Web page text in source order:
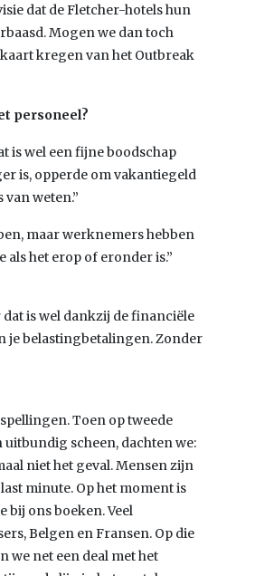
dat de Fletcher-hotels hun
Mogen we dan toch
kregen van het Outbreak
personeel?
is wel een fijne boodschap
is, opperde om vakantiegeld
weten.”
maar werknemers hebben
het erop of eronder is.”
is wel dankzij de financiële
je belastingbetalingen. Zonder
Toen op tweede
scheen, dachten we:
niet het geval. Mensen zijn
minute. Op het moment is
ons boeken. Veel
Belgen en Fransen. Op die
we net een deal met het